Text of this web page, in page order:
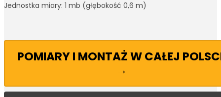
Jednostka miary: 1 mb (głębokość 0,6 m)
POMIARY I MONTAŻ W CAŁEJ
→